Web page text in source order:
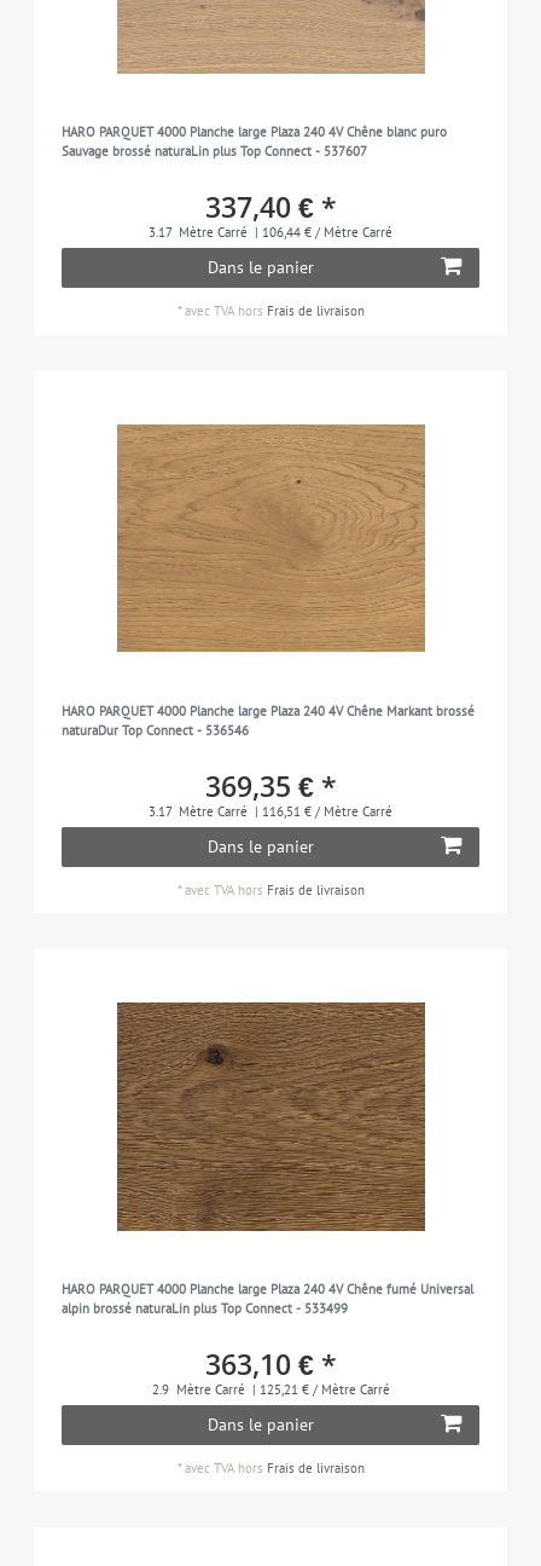
HARO PARQUET 4000 Planche large Plaza 240 4V Chêne blanc puro
Sauvage brossé naturaLin plus Top Connect - 537607
337,40 € *
3.17 Mètre Carré | 106,44 € / Mètre Carré
Dans le panier
*avec TVAhors Frais de livraison
HARO PARQUET 4000 Planche large Plaza 240 4V Chêne Markant brossé
naturaDur Top Connect - 536546
369,35 € *
3.17 Mètre Carré | 116,51 € / Mètre Carré
Dans le panier
*avec TVAhors Frais de livraison
HARO PARQUET 4000 Planche large Plaza 240 4V Chêne fumé Universal
alpin brossé naturaLin plus Top Connect - 533499
363,10 € *
2.9 Mètre Carré | 125,21 € / Mètre Carré
Dans le panier
*avec TVAhors Frais de livraison